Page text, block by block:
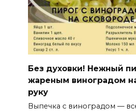
Без духовки! Нежный
жареным виноградом
руку
Выпечка с виноградом —